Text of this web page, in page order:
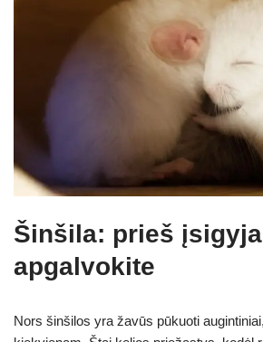
Šinšila: prieš
apgalvokite
Nors šinšilos yra žavūs pūkuoti